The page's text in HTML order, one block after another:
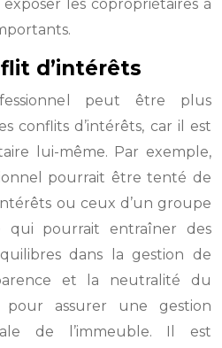
les copropriétaires à
d’intérêts
peut être plus
conflits d’intérêts, car il est
lui-même. Par exemple,
pourrait être tenté de
ou ceux d’un groupe
qui pourrait entraîner des
dans la gestion de
et la neutralité du
pour assurer une gestion
de l’immeuble. Il est